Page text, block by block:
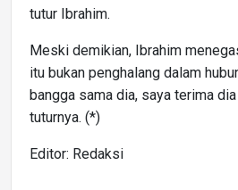
tutur Ibrahim.
Meski demikian, Ibrahim
itu bukan penghalang dalam
bangga sama dia, saya terima dia
tuturnya. (*)
Editor: Redaksi